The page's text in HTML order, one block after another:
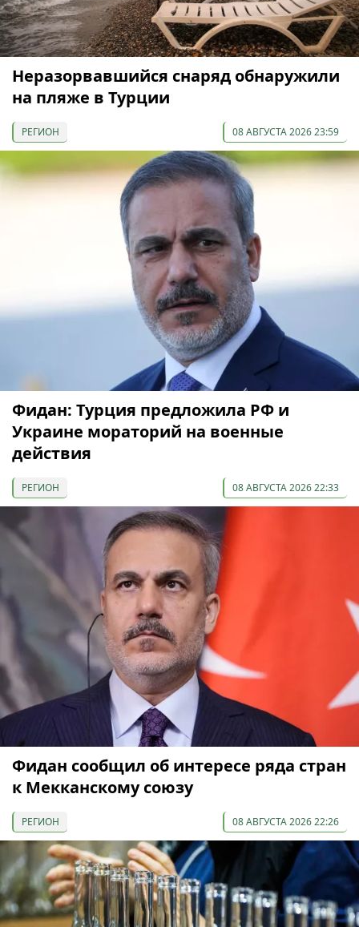
Неразорвавшийся снаряд обнаружили
на пляже в Турции
РЕГИОН 08 АВГУСТА 2026 23:59
Фидан: Турция предложила РФ и
Украине мораторий на военные
действия
РЕГИОН 08 АВГУСТА 2026 22:33
Фидан сообщил об интересе ряда стран
к Мекканскому союзу
РЕГИОН 08 АВГУСТА 2026 22:26